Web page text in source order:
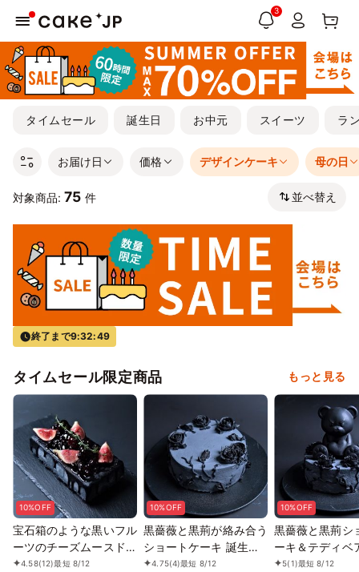
3
タイムセール 誕生日 お中元 スイーツ ラ
お届け日 価格 デザインケーキ 母の日
対象商品: 75 件 並べ替え
終了まで9:32:48
タイムセール限定商品 もっと見る
10%OFF
宝石箱のような黒いフル
ーツのチーズムースドリ
ップケーキ
4.58(12)最短 8/12
10%OFF
黒薔薇と黒荊が絡み合う
ショートケーキ 誕生日
4号サイズ
4.75(4)最短 8/12
10%OFF
黒薔薇と黒荊シ
ーキ＆テディベ
ケーキ タワーセ
5(1)最短 8/12